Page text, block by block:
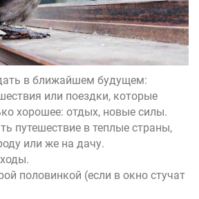
в ближайшем будущем:
или поездки, которые
хорошее: отдых, новые силы.
путешествие в теплые страны,
или же на дачу.
половинкой (если в окно стучат